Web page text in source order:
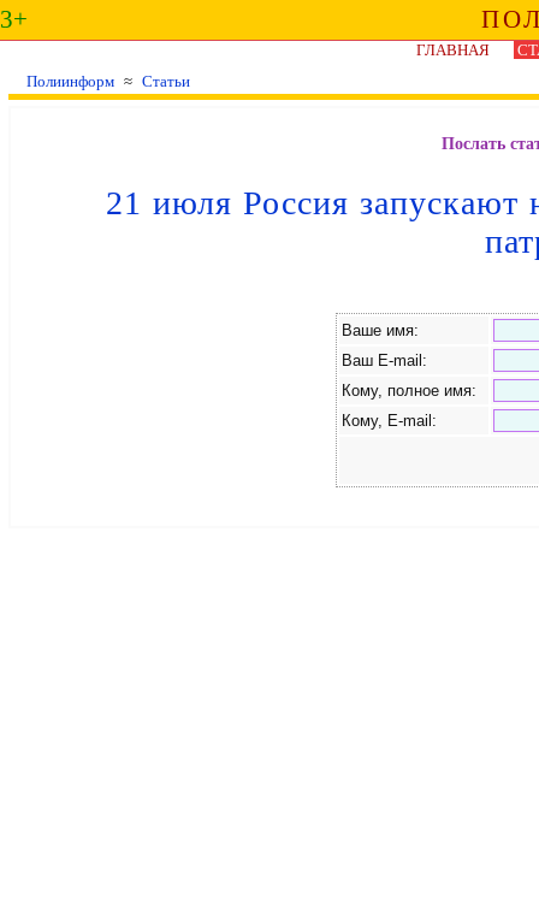
3+
ГЛАВНАЯ
Полиинформ ≈ Статьи
Послать
21 июля Россия запускают
Ваше имя:
Ваш E-mail:
Кому, полное имя:
Кому, E-mail: